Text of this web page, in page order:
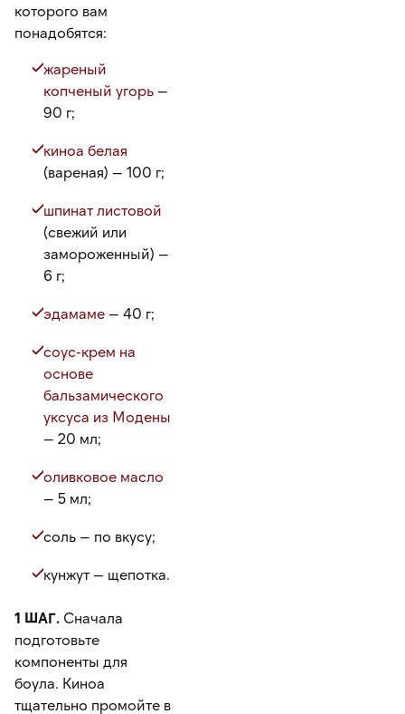
которого вам
понадобятся:
жареный
копченый угорь —
90 г;
киноа белая
(вареная) — 100 г;
шпинат листовой
(свежий или
замороженный) —
6 г;
эдамаме — 40 г;
соус-крем на
основе
бальзамического
уксуса из Модены
— 20 мл;
оливковое масло
— 5 мл;
соль — по вкусу;
кунжут — щепотка.
1 ШАГ. Сначала
подготовьте
компоненты для
боула. Киноа
тщательно промойте в